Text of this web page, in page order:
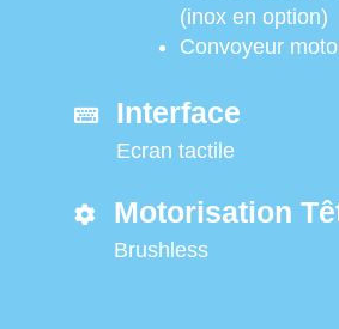
(inox en option)
Convoyeur
Interface
Ecran tactile
Motorisation
Brushless